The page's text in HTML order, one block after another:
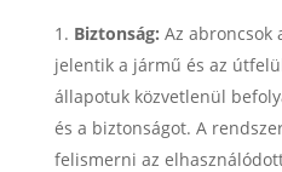
Biztonság: Az abroncsok
jelentik a jármű és az
állapotuk közvetlenül
és a biztonságot. A
felismerni az